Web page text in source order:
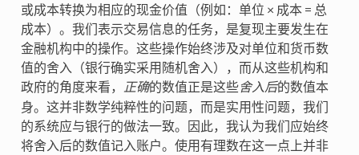
或成本转换为相应的现金价值（例如：单位 × 成本 = 总
成本）。我们表示交易信息的任务，是复现主要发生在
金融机构中的操作。这些操作始终涉及对单位和货币数
值的舍入（银行确实采用随机舍入），而从这些机构和
政府的角度来看，
正确的数值正是这些舍入后的数值本
身。这并非数学纯粹性的问题，而是实用性问题，我们
的系统应与银行的做法一致。因此，我认为我们应始终
将舍入后的数值记入账户。使用有理数在这一点上并非